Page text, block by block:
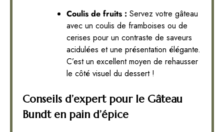
Coulis de fruits : Servez votre gâteau
avec un coulis de framboises ou de
cerises pour un contraste de saveurs
acidulées et une présentation élégante.
C’est un excellent moyen de rehausser
le côté visuel du dessert !
Conseils d’expert pour le Gâteau
Bundt en pain d’épice